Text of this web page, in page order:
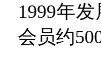
1999年
会员约